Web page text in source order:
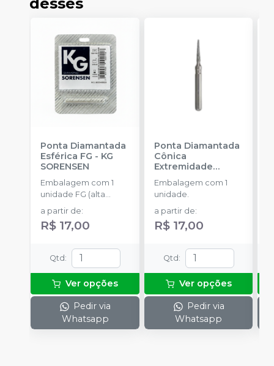
Ponta Diamantada
Esférica FG - KG
SORENSEN
Embalagem com 1
unidade FG (alta
rotação).
a partir de:
R$ 17,00
Qtd :
Ver opções
Pedir via
Whatsapp
Ponta Diamantada
Cônica
Extremidade
Arredondada FG
KG SORENSEN
Embalagem com 1
unidade.
a partir de:
R$ 17,00
Qtd :
Ver opções
Pedir via
Whatsapp